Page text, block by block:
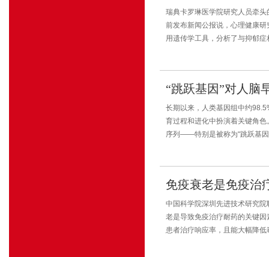
瑞典卡罗琳医学院研究人员牵
前发布新闻公报说，心理健康
用遗传学工具，分析了与抑郁
“跳跃基因”对人脑
长期以来，人类基因组中约
育过程和进化中扮演着关键角
序列——特别是被称为“跳跃基因
免疫衰老是免疫治
中国科学院深圳先进技术研究
老是导致免疫治疗耐药的关键
患者治疗响应率，且能大幅降